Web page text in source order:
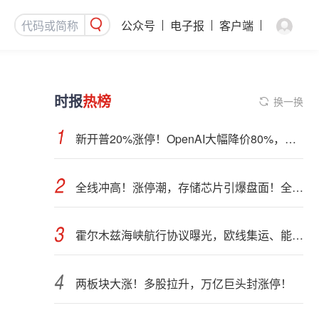
公众号 电子报 客户端
时报热榜 换一换
新开普20%涨停！OpenAI大幅降价80%，四大利好齐聚：AI应用集体爆发
全线冲高！涨停潮，存储芯片引爆盘面！全球AI算力部署提速
霍尔木兹海峡航行协议曝光，欧线集运、能化品种期货大跌
两板块大涨！多股拉升，万亿巨头封涨停！